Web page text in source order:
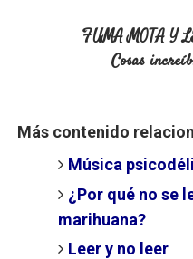
FUMA MOTA Y
Cosas
Más contenido
Música
¿Por qué no se
marihuana?
Leer y no leer